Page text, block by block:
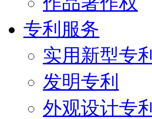
专利服务
实用新型专利
发明专利
外观设计专利